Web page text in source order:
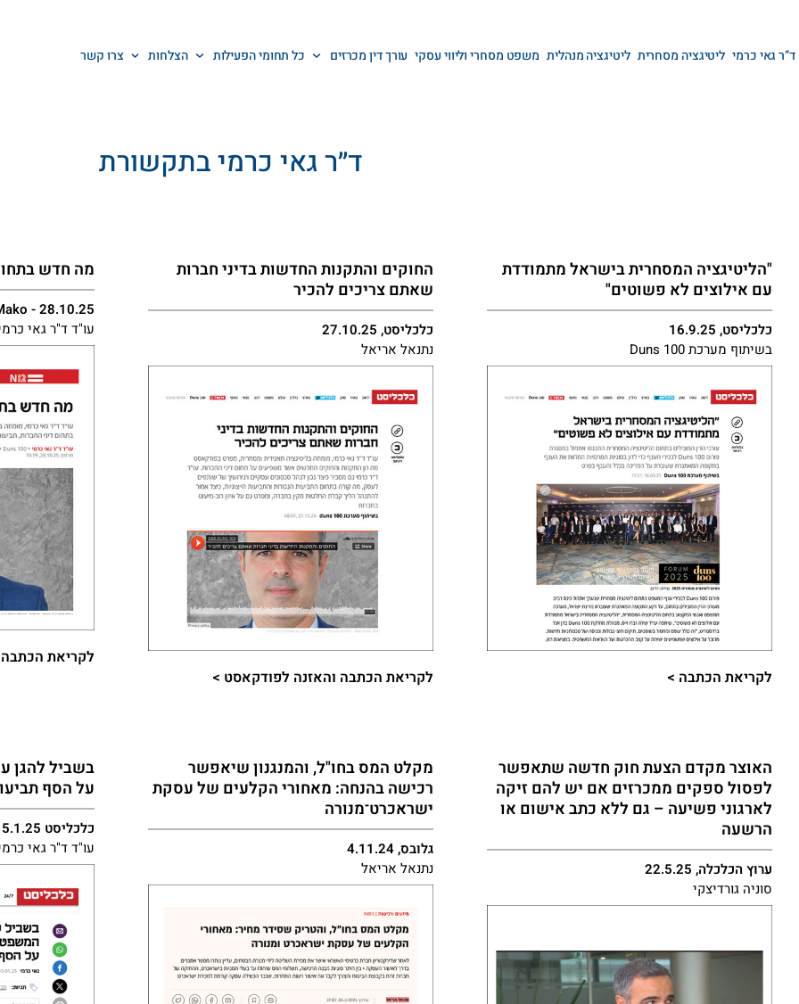
ד”ר גאי כרמי ליטיגציה מסחרית ליטיגציה מנהלית משפט מסחרי וליווי עסקי עורך דין מכרזים כל תחומי הפעילות הצלחות צרו קשר
ד״ר גאי כרמי בתקשורת
"הליטיגציה המסחרית בישראל מתמודדת
עם אילוצים לא פשוטים"
כלכליסט, 16.9.25
בשיתוף מערכת Duns 100
לקריאת הכתבה >​
החוקים והתקנות החדשות בדיני חברות
שאתם צריכים להכיר
כלכליסט, 27.10.25
נתנאל אריאל
לקריאת הכתבה והאזנה לפודקאסט >​
מה חדש
- 28.10.25
עו"ד ד"ר גאי
לקריאת
האוצר מקדם הצעת חוק חדשה שתאפשר
לפסול ספקים ממכרזים אם יש להם זיקה
לארגוני פשיעה – גם ללא כתב אישום או
הרשעה
ערוץ הכלכלה, 22.5.25
סוניה גורדיצקי
מקלט המס בחו"ל, והמנגנון שיאפשר
רכישה בהנחה: מאחורי הקלעים של עסקת
ישראכרט־מנורה
גלובס, 4.11.24
נתנאל אריאל
בשביל להגן
על הסף
כלכליסט 15.1.25
עו"ד ד"ר גאי